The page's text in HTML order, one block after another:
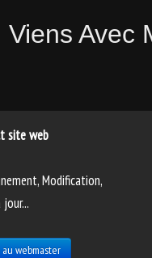
Viens Avec
site web
Modification,
au webmaster